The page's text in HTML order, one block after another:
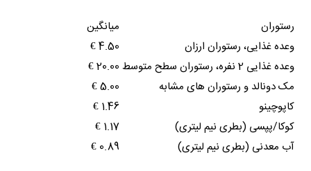
میانگین
رستوران
4.50 €
وعده غذایی، رستوران ارزان
20.00 €
وعده غذایی 2 نفره، رستوران سطح متوسط
5.00 €
مک دونالد و رستوران های مشابه
1.46 €
کاپوچینو
1.17 €
کوکا/پپسی (بطری نیم لیتری)
0.89 €
آب معدنی (بطری نیم لیتری)